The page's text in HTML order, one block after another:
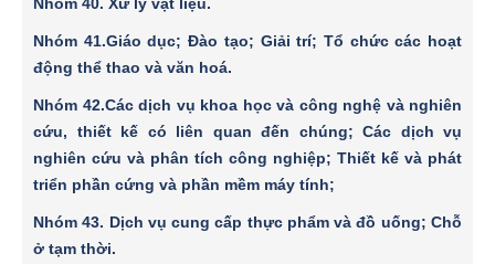
Nhóm 41.Giáo dục; Ðào tạo; Giải trí; Tổ chức các hoạt
động thể thao và văn hoá.
Nhóm 42.Các dịch vụ khoa học và công nghệ và nghiên
cứu, thiết kế có liên quan đến chúng; Các dịch vụ
nghiên cứu và phân tích công nghiệp; Thiết kế và phát
triển phần cứng và phần mềm máy tính;
Nhóm 43. Dịch vụ cung cấp thực phẩm và đồ uống; Chỗ
ở tạm thời.